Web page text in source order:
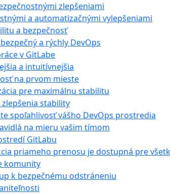
zlepšeniami
a automatizačnými vylepšeniami
a bezpečnosť
a rýchly DevOps
v GitLabe
a intuitívnejšia
na prvom mieste
pre maximálnu stabilitu
zlepšenia stability
spoľahlivosť vášho DevOps prostredia
na mieru vašim tímom
GitLabu
priameho prenosu je dostupná pre
komunity
k bezpečnému odstráneniu